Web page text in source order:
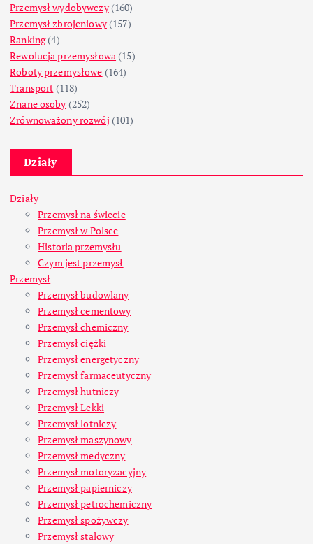
Przemysł wydobywczy(160)
Przemysł zbrojeniowy(157)
Ranking(4)
Rewolucja przemysłowa (15)
Roboty przemysłowe (164)
Transport (118)
Znane osoby (252)
Zrównoważony rozwój (101)
Działy
Działy
Przemysł na świecie
Przemysł w Polsce
Historia przemysłu
Czym jest przemysł
Przemysł
Przemysł budowlany
Przemysł cementowy
Przemysł chemiczny
Przemysł ciężki
Przemysł energetyczny
Przemysł farmaceutyczny
Przemysł hutniczy
Przemysł Lekki
Przemysł lotniczy
Przemysł maszynowy
Przemysł medyczny
Przemysł motoryzacyjny
Przemysł papierniczy
Przemysł petrochemiczny
Przemysł spożywczy
Przemysł stalowy